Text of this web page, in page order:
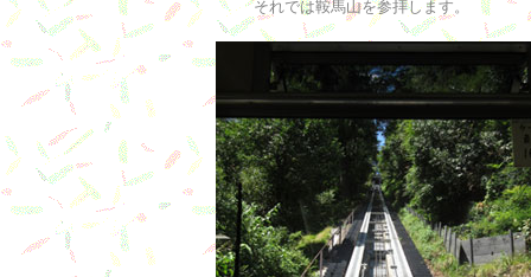
それでは鞍馬山を参拝します。